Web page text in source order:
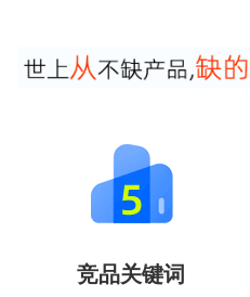
竞品关键词